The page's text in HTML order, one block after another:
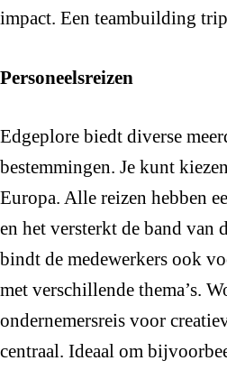
impact. Een teambuilding
Personeelsreizen
Edgeplore biedt diverse
bestemmingen. Je kunt
Europa. Alle reizen hebben
en het versterkt de band van
bindt de medewerkers ook
met verschillende thema’s.
ondernemersreis voor
centraal. Ideaal om